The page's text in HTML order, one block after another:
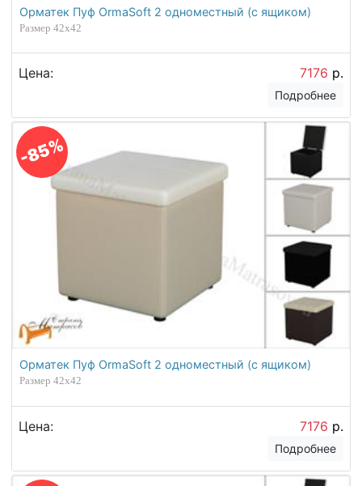
Орматек Пуф OrmaSoft 2 одноместный (с ящиком)
Размер 42х42
Цена: 7176 р.
Подробнее
-85%
Орматек Пуф OrmaSoft 2 одноместный (с ящиком)
Размер 42х42
Цена: 7176 р.
Подробнее